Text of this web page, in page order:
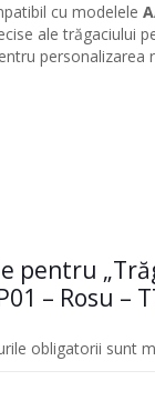
cu modelele
ale trăgaciului
personalizarea
pentru
– Rosu –
obligatorii sunt